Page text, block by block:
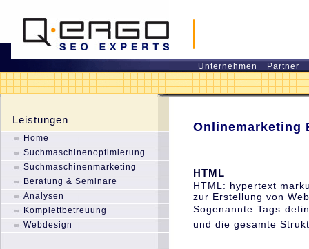
Leistungen
Home
Suchmaschinenoptimierung
Suchmaschinenmarketing
Beratung & Seminare
Analysen
Komplettbetreuung
Webdesign
Unternehmen Partner
Onlinemarketing
HTML
HTML : hypertext
zur Erstellung von
Sogenannte Tags
und die gesamte